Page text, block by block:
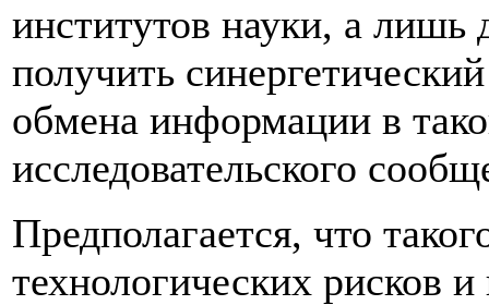
институтов науки, а лишь
получить
обмена информации в
исследовательского
Предполагается, что
технологических рисков